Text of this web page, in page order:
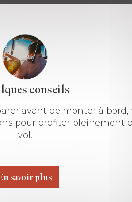
conseils
avant de monter à bord,
pour profiter pleinement
vol.
savoir plus